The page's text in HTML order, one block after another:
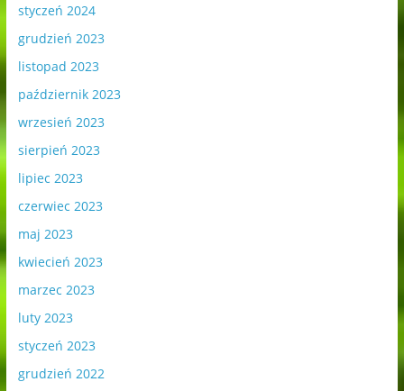
styczeń 2024
grudzień 2023
listopad 2023
październik 2023
wrzesień 2023
sierpień 2023
lipiec 2023
czerwiec 2023
maj 2023
kwiecień 2023
marzec 2023
luty 2023
styczeń 2023
grudzień 2022